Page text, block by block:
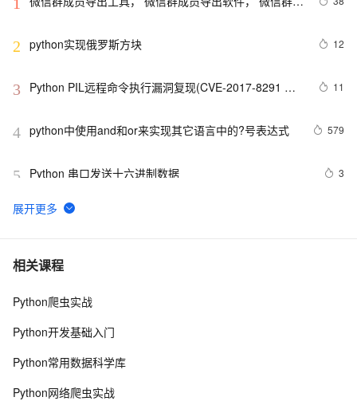
2 python实现俄罗斯方块 12
3
Python PIL远程命令执行漏洞复现(CVE-2017-8291
11
4 python中使用and和or来实现其它语言中的?号表达式 579
5 Python 串口发送十六进制数据 3
6 Python 多线程之threading介绍
7 python synflood test
8 Python是一种广泛使用的高级编程语言，具有许多优点
super()函数使用
10Python探索记(15)——Python内置函数
相关课程
Python爬虫实战
Python开发基础入门
Python常用数据科学库
Python网络爬虫实战